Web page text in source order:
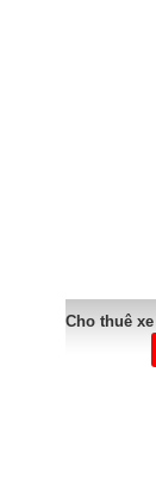
Cho thuê